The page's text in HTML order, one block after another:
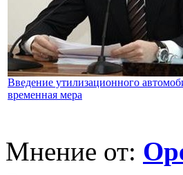
Введение утилизационного
временная мера
Мнение от: